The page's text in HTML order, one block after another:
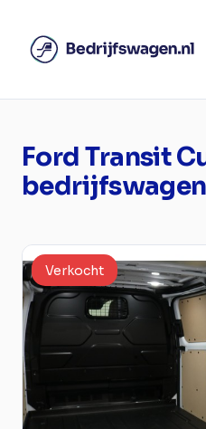
Ford Transit
Verkocht